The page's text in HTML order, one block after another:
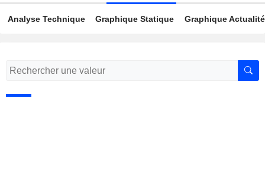
Analyse Technique Graphique Statique Graphique